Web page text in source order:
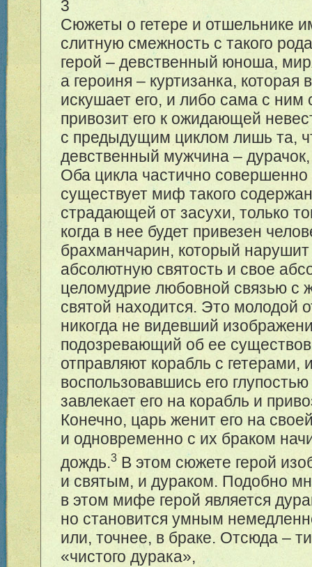
3
Сюжеты о гетере и отшельнике
слитную смежность с такого
герой – девственный юноша,
а героиня – куртизанка, которая
искушает его, и либо сама с ним
привозит его к ожидающей
с предыдущим циклом лишь та,
девственный мужчина – дурачок,
Оба цикла частично совершенно
существует миф такого
страдающей от засухи, только
когда в нее будет привезен
брахманчарин, который
абсолютную святость и свое
целомудрие любовной связью с
святой находится. Это молодой
никогда не видевший
подозревающий об ее
отправляют корабль с гетерами,
воспользовавшись его
завлекает его на корабль и
Конечно, царь женит его на
и одновременно с их браком
дождь.3 В этом сюжете герой
и святым, и дураком. Подобно
в этом мифе герой является
но становится умным
или, точнее, в браке. Отсюда –
«чистого дурака»,